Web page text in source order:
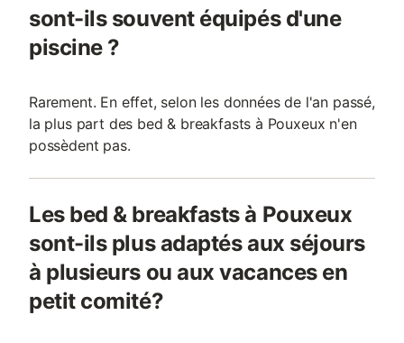
sont-ils souvent équipés d'une
piscine ?
Rarement. En effet, selon les données de l'an passé,
la plus part des bed & breakfasts à Pouxeux n'en
possèdent pas.
Les bed & breakfasts à Pouxeux
sont-ils plus adaptés aux séjours
à plusieurs ou aux vacances en
petit comité?